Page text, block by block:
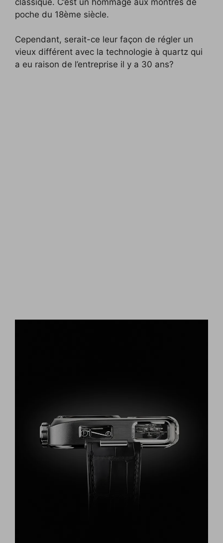
poche du 18ème siècle.
Cependant, serait-ce leur façon de régler un
vieux différent avec la technologie à quartz qui
a eu raison de l’entreprise il y a 30 ans?